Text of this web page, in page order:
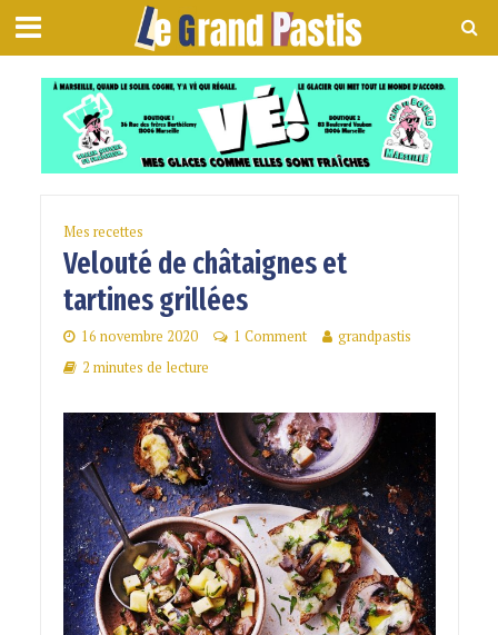
Mes recettes
Velouté de châtaignes et
tartines grillées
16 novembre 2020 1 Comment
grandpastis
2 minutes de lecture